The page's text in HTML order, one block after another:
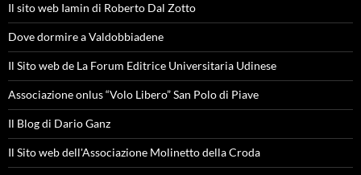
Il sito web Iamin di Roberto Dal Zotto
Dove dormire a Valdobbiadene
Il Sito web de La Forum Editrice Universitaria Udinese
Associazione onlus “Volo Libero” San Polo di Piave
Il Blog di Dario Ganz
Il Sito web dell'Associazione Molinetto della Croda